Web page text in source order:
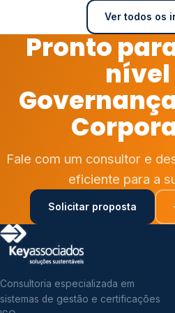
Ver todos os
Pronto
nível
Fale com um consultor e
eficiente para a
Solicitar proposta
Consultoria especializada em
sistemas de gestão e certificações